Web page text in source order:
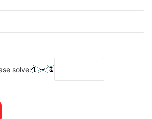
solve: